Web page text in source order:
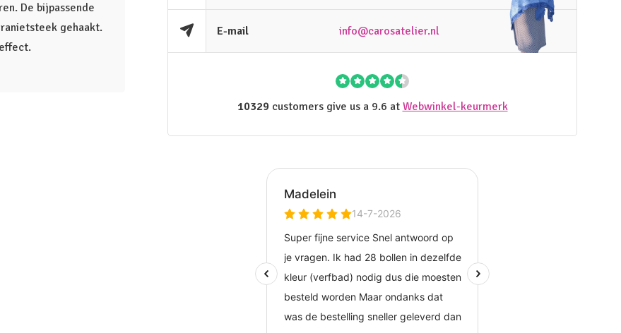
De bijpassende
gehaakt.
E-mail info@carosatelier.nl
10329customers give us a 9.6 at Webwinkel-keurmerk